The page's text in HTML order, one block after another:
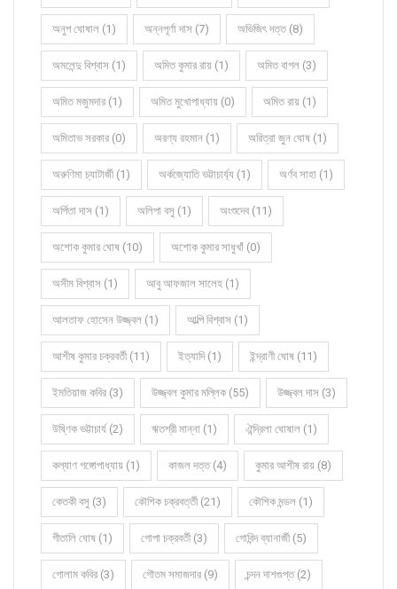
অনুপ ঘোষাল (1) অন্নপূর্ণা দাস (7) অভিজিৎ দত্ত (8)
অমলেন্দু বিশ্বাস (1) অমিত কুমার রায় (1) অমিত বাগল (3)
অমিত মজুমদার (1) অমিত মুখোপাধ্যায় (0) অমিত রায় (1)
অমিতাভ সরকার (0) অরণ্য রহমান (1) অরিত্রা জুন ঘোষ (1)
অরুণিমা চ্যাটার্জী (1) অর্কজ্যোতি ভট্টাচার্য্য (1) অর্ণব সাহা (1)
অর্পিতা দাস (1) অলিপা বসু (1) অংশুদেব (11)
অশোক কুমার ঘোষ (10) অশোক কুমার সাধুখাঁ (0)
অসীম বিশ্বাস (1) আবু আফজাল সালেহ (1)
আলতাফ হোসেন উজ্জ্বল (1) আল্পি বিশ্বাস (1)
আশীষ কুমার চক্রবর্তী (11) ইত্যাদি (1) ইন্দ্রাণী ঘোষ (11)
ইমতিয়াজ কবির (3) উজ্জ্বল কুমার মল্লিক (55) উজ্জ্বল দাস (3)
উষ্ণিক ভট্টাচার্য (2) ঋতশ্রী মান্না (1) ঐন্দ্রিলা ঘোষাল (1)
কল্যাণ গঙ্গোপাধ্যায় (1) কাজল দত্ত (4) কুমার আশীষ রায় (8)
কেতকী বসু (3) কৌশিক চক্রবর্ত্তী (21) কৌশিক মন্ডল (1)
গীতালি ঘোষ (1) গোপা চক্রবর্তী (3) গোবিন্দ ব্যানার্জী (5)
গোলাম কবির (3) গৌতম সমাজদার (9) চন্দন দাশগুপ্ত (2)